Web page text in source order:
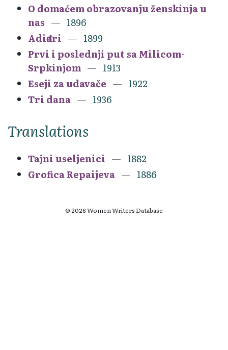
O domaćem obrazovanju ženskinja u
nas
1896
Adiđari
1899
Prvi i poslednji put sa Milicom-
Srpkinjom
1913
Eseji za udavače
1922
Tri dana
1936
Translations
Tajni useljenici
1882
Grofica Repaijeva
1886
© 2026 Women Writers Database